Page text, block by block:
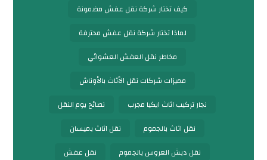
كيف تختار شركة نقل عفش مضمونة
لماذا تختار شركة نقل عفش محترفة
مخاطر نقل العفش العشوائي
مميزات شركات نقل الأثاث بالأوناش
نجار تركيب اثاث ايكيا مجرب
نصائح يوم النقل
نقل اثاث بالجموم
نقل اثاث بميسان
نقل دبش العروس بالجموم
نقل عفش